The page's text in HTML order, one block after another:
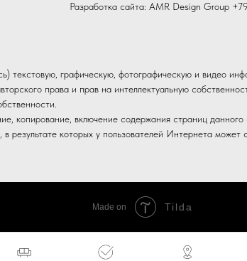
Разработка сайта: AMR Design Group
текстовую, графическую, фотографическую и видео
права и прав на интеллектуальную
копирование, включение содержания страниц
результате которых у пользователей Интернета
Made on Tilda